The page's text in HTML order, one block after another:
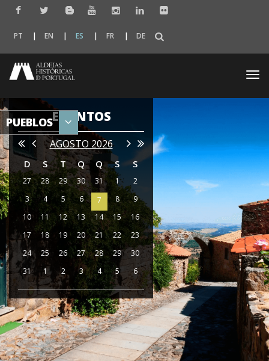
PT EN ES FR DE
PUEBLOSEVENTOS
AGOSTO 2026
D S T Q Q S S
27 28 29 30 31 1
2
3
4 5 6 7 8
9
10
11 12 13 14 15
16
17
18 19 20 21 22
23
24
25 26 27 28 29
30
31
1 2 3 4 5 6